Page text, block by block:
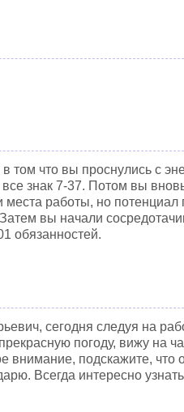
том что вы проснулись с
знак 7-37. Потом вы
работы, но потенциал
вы начали
обязанностей.
сегодня следуя на
погоду, вижу на
внимание, подскажите, что
Всегда интересно